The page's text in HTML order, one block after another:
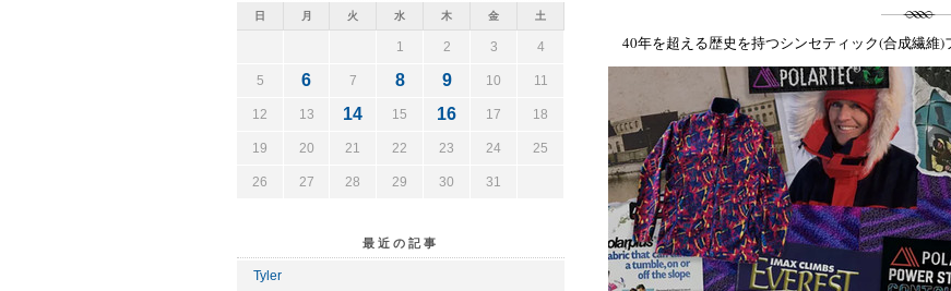
日 月 火 水 木 金 土
1 2 3 4
5 6 7 8 9 10 11
12 13 14 15 16 17 18
19 20 21 22 23 24 25
26 27 28 29 30 31
最近の記事
Tyler
40年を超える歴史を持つシンセティック(合成繊維)